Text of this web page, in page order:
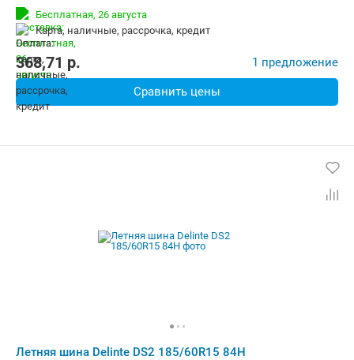
Индекс скорости:
Бесплатная, 26 августа
карта, наличные, рассрочка, кредит
368,71 p. 1 предложение
Сравнить цены
Летняя шина Delinte DS2 185/60R15 84H